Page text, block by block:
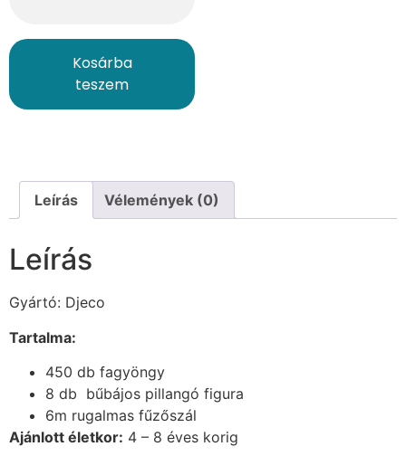
Kosárba
teszem
Leírás Vélemények (0)
Leírás
Gyártó: Djeco
Tartalma:
450 db fagyöngy
8 db bűbájos pillangó figura
6m rugalmas fűzőszál
Ajánlott életkor: 4 – 8 éves korig